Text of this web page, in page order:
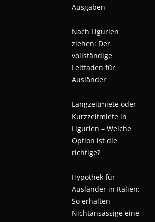
Ausgaben
Nach Ligurien
ziehen: Der
vollständige
Leitfaden für
Ausländer
Langzeitmiete oder
Kurzzeitmiete in
Ligurien – Welche
Option ist die
richtige?
Hypothek für
Ausländer in Italien:
So erhalten
Nichtansässige eine